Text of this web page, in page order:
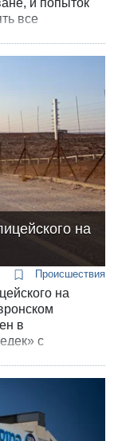
и попыток
все
на
Происшествия
на
в
с